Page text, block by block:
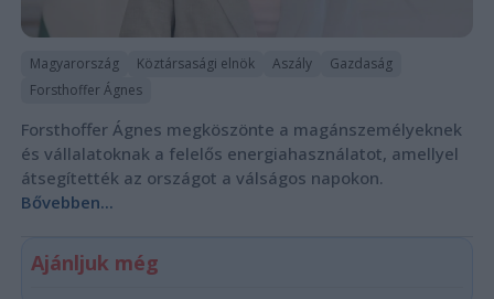
Magyarország Köztársasági elnök Aszály
Gazdaság
Forsthoffer Ágnes
Forsthoffer Ágnes megköszönte a magánszemélyeknek
és vállalatoknak a felelős energiahasználatot, amellyel
átsegítették az országot a válságos napokon.
Bővebben...
Ajánljuk még